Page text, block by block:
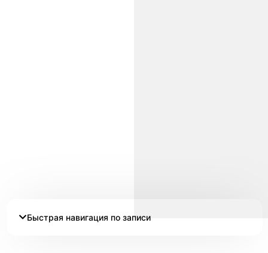
Быстрая навигация по записи